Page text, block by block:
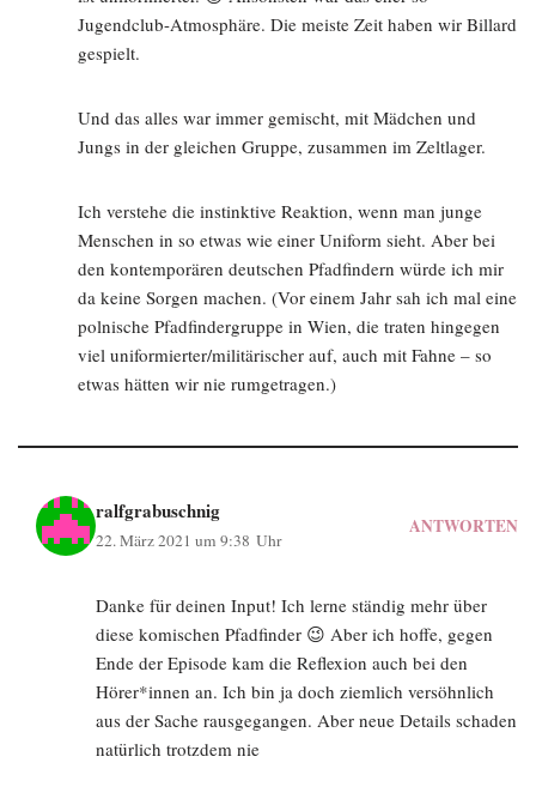
Jugendclub-Atmosphäre. Die meiste Zeit haben wir Billard
gespielt.
Und das alles war immer gemischt, mit Mädchen und
Jungs in der gleichen Gruppe, zusammen im Zeltlager.
Ich verstehe die instinktive Reaktion, wenn man junge
Menschen in so etwas wie einer Uniform sieht. Aber bei
den kontemporären deutschen Pfadfindern würde ich mir
da keine Sorgen machen. (Vor einem Jahr sah ich mal eine
polnische Pfadfindergruppe in Wien, die traten hingegen
viel uniformierter/militärischer auf, auch mit Fahne – so
etwas hätten wir nie rumgetragen.)
ralfgrabuschnig
22. März 2021 um 9:38 Uhr
ANTWORTEN
Danke für deinen Input! Ich lerne ständig mehr über
diese komischen Pfadfinder 😉 Aber ich hoffe, gegen
Ende der Episode kam die Reflexion auch bei den
Hörer*innen an. Ich bin ja doch ziemlich versöhnlich
aus der Sache rausgegangen. Aber neue Details schaden
natürlich trotzdem nie